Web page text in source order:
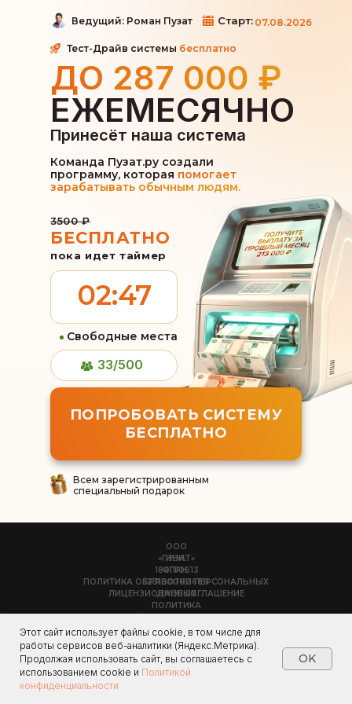
Ведущий: Роман Пузат
ДО 287 000 ₽
ЕЖЕМЕСЯЧНО
Принесёт наша система
Команда Пузат.ру создали
программу, которая помогает
зарабатывать обычным людям.
ПОПРОБОВАТЬ СИСТЕМУ
БЕСПЛАТНО
Всем зарегистрированным
специальный подарок
пока идет таймер
БЕСПЛАТНО
3500 ₽
Тест-Драйв системы бесплатно
Старт: 07.08.2026
Свободные места
33/500
02:47
ИНН:
1841110613
ЛИЦЕНЗИОННОЕ СОГЛАШЕНИЕ
ПОЛИТИКА
КОНФИДЕНЦИАЛЬНОСТИ
Юридический адрес: 426011, Удмуртская
Республика,
г.о. Город Ижевск, г Ижевск, ул Красноармейская,
дом 127, оф.710
E-mail:
support@puzat.ru
ПОЛИТИКА ОБРАБОТКИ ПЕРСОНАЛЬНЫХ
ДАННЫХ
ОГРН:
1231800006811
ООО
«ПУЗАТ»
Этот сайт использует файлы cookie, в том числе для
работы сервисов веб-аналитики (Яндекс.Метрика).
Продолжая использовать сайт, вы соглашаетесь с
использованием cookie и Политикой
конфиденциальности
OK